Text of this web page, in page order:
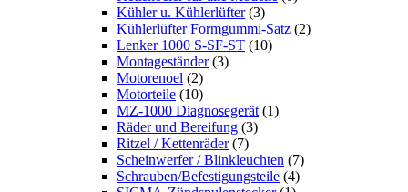
Kühler u. Kühlerlüfter (3)
Kühlerlüfter Formgummi-Satz (2)
Lenker 1000 S-SF-ST (10)
Montageständer (3)
Motorenoel (2)
Motorteile (10)
MZ-1000 Diagnosegerät (1)
Räder und Bereifung (3)
Ritzel / Kettenräder (7)
Scheinwerfer / Blinkleuchten (7)
Schrauben/Befestigungsteile (4)